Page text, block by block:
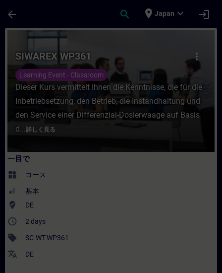
arrow_back search place Japan expand_more login
コース - SIWAREX WP361 - トレーニン
more_vert
SIWAREX WP361
Learning Event - Classroom
Dieser Kurs vermittelt Ihnen die Kenntnisse, die für die
Inbetriebsetzung, den Betrieb, die Instandhaltung und
den Service einer Differenzial-Dosierwaage auf Basis
d...詳しく見る
一目で
widgets コース
基本
where_to_vote DE
access_time 2 days
sell SC-WT-WP361
translate DE